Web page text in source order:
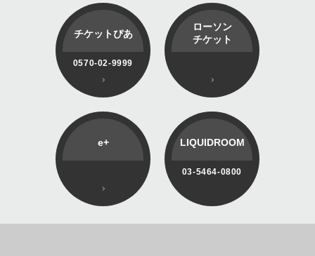
チケットぴあ
0570-02-9999
ローソン
チケット
e+ LIQUIDROOM
03-5464-0800